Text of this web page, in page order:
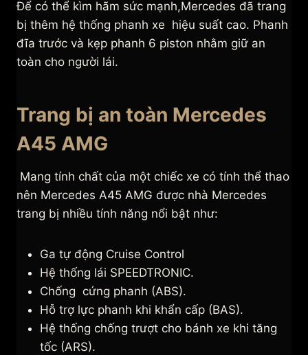
Để có thể kìm hãm sức mạnh,Mercedes đã trang
bị thêm hệ thống phanh xe hiệu suất cao. Phanh
đĩa trước và kẹp phanh 6 piston nhằm giữ an
toàn cho người lái.
Trang bị an toàn Mercedes
A45 AMG
Mang tính chất của một chiếc xe có tính thể thao
nên Mercedes A45 AMG được nhà Mercedes
trang bị nhiều tính năng nổi bật như:
Ga tự động Cruise Control
Hệ thống lái SPEEDTRONIC.
Chống cứng phanh (ABS).
Hỗ trợ lực phanh khi khẩn cấp (BAS).
Hệ thống chống trượt cho bánh xe khi tăng
tốc (ARS).